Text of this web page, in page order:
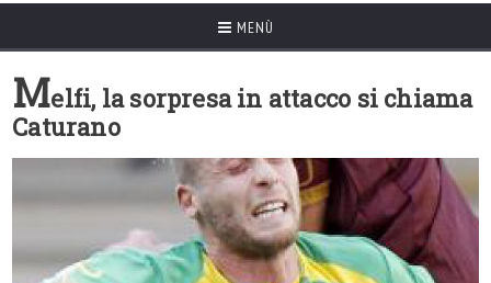
MENÙ
Melfi, la sorpresa in attacco si chiama
Caturano